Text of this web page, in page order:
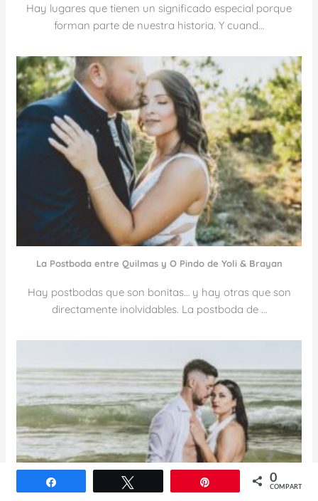
Hay lugares que tienen un significado especial porque
forman parte de nuestra historia. Y cuand…
La Postboda entre Quilmas y O Pindo de Yoli & Brayan
Hay postbodas que son bonitas… y hay otras que son
directamente inolvidables. La postboda de …
0
COMPARTIR